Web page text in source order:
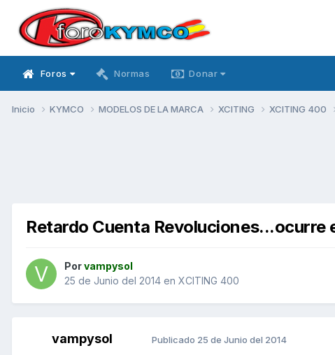
Foros Normas Donar
Inicio KYMCO MODELOS DE LA MARCA XCITING XCITING 400
Retardo Cuenta Revoluciones...ocurre
Porvampysol
25 de Junio del 2014 en XCITING 400
vampysol Publicado 25 de Junio del 2014